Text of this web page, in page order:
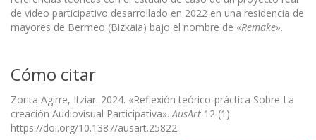
de video participativo desarrollado en 2022 en una residencia de
mayores de Bermeo (Bizkaia) bajo el nombre de «Remake».
Cómo citar
Zorita Agirre, Itziar. 2024. «Reflexión teórico-práctica Sobre La
creación Audiovisual Participativa».AusArt 12 (1).
https://doi.org/10.1387/ausart.25822.